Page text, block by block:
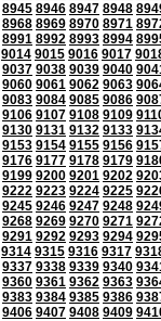
8945 8946 8947 8948
8968 8969 8970 8971
8991 8992 8993 8994
9014 9015 9016 9017
9037 9038 9039 9040
9060 9061 9062 9063
9083 9084 9085 9086
9106 9107 9108 9109
9130 9131 9132 9133
9153 9154 9155 9156
9176 9177 9178 9179
9199 9200 9201 9202
9222 9223 9224 9225
9245 9246 9247 9248
9268 9269 9270 9271
9291 9292 9293 9294
9314 9315 9316 9317
9337 9338 9339 9340
9360 9361 9362 9363
9383 9384 9385 9386
9406 9407 9408 9409